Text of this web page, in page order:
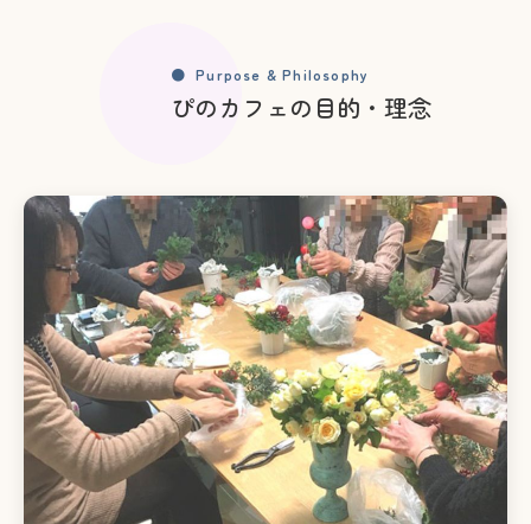
Purpose & Philosophy
ぴのカフェの目的・理念